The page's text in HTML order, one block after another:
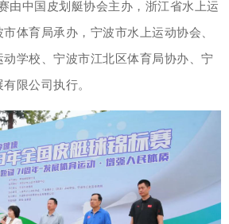
由中国皮划艇协会主办，浙江省水上运
体育局承办，宁波市水上运动协会、
学校、宁波市江北区体育局协办、宁
限公司执行。